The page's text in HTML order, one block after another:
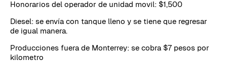
Honorarios del operador de unidad movil: $1,500
Diesel: se envía con tanque lleno y se tiene que regresar
de igual manera.
Producciones fuera de Monterrey: se cobra $7 pesos por
kilometro